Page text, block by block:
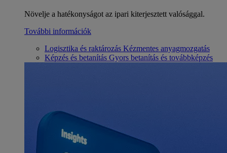
Növelje a hatékonyságot az ipari kiterjesztett valósággal.
További információk
Logisztika és raktározás Kézmentes anyagmozgatás
Képzés és betanítás Gyors betanítás és továbbképzés